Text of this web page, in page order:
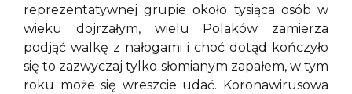
reprezentatywnej grupie około tysiąca osób w
wieku dojrzałym, wielu Polaków zamierza
podjąć walkę z nałogami i choć dotąd kończyło
się to zazwyczaj tylko słomianym zapałem, w tym
roku może się wreszcie udać. Koronawirusowa